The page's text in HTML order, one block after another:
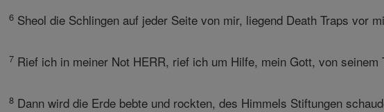
6 Sheol die Schlingen auf jeder Seite von mir, liegend Death Traps vor
7 Rief ich in meiner Not HERR, rief ich um Hilfe, mein Gott, von
8 Dann wird die Erde bebte und rockten, des Himmels Stiftungen